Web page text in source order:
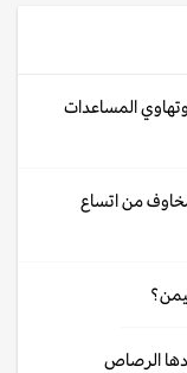
وتهاوي المساعدات
من اتساع
الرصاص